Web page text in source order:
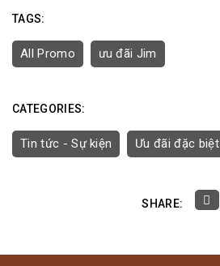
TAGS:
All Promo ưu đãi Jim
CATEGORIES:
Tin tức - Sự kiện Ưu đãi đặc biệt
SHARE: